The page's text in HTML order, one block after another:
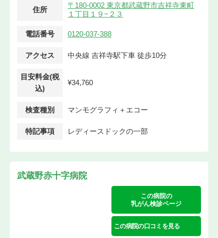
住所
〒180-0002 東京都武蔵野市吉祥寺東町
１丁目１９−２３
電話番号 0120-037-388
アクセス 中央線 吉祥寺駅下車 徒歩10分
目安料金(税
込)
¥34,760
検査種別 マンモグラフィ＋エコー
特記事項 レディースドックの一部
武蔵野赤十字病院
この病院の
乳がん検診ページ
この病院の口コミを見る